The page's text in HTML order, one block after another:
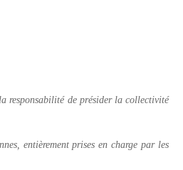
responsabilité de présider la collectivité
entièrement prises en charge par les